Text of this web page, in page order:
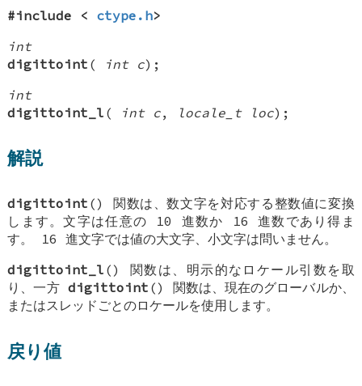
#include < ctype.h>
int
digittoint ( int c);
int
digittoint_l ( int c, locale_t loc);
解説
digittoint () 関数は、数文字を対応する整数値に変換
します。文字は任意の 10 進数か 16 進数であり得ま
す。 16 進文字では値の大文字、小文字は問いません。
digittoint_l () 関数は、明示的なロケール引数を取
り、一方 digittoint () 関数は、現在のグローバルか、
またはスレッドごとのロケールを使用します。
戻り値